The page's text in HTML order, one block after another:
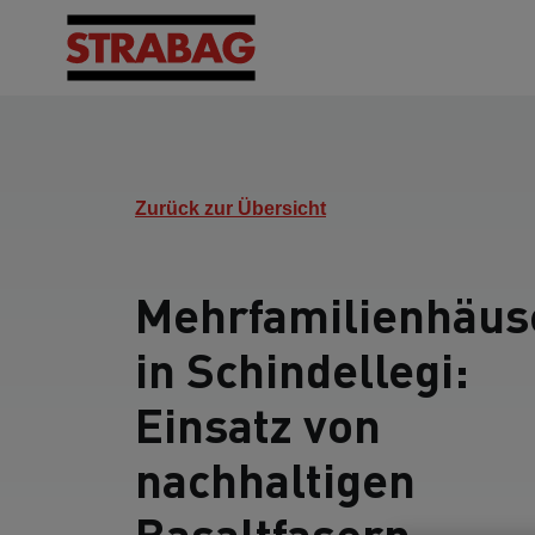
Zurück zur Übersicht
in Schindellegi:
Einsatz von
nachhaltigen